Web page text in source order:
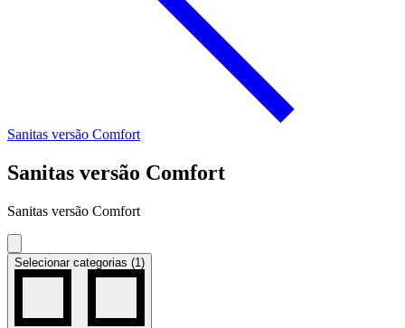
Sanitas versão Comfort
Sanitas versão Comfort
Sanitas versão Comfort
Selecionar categorias (1)